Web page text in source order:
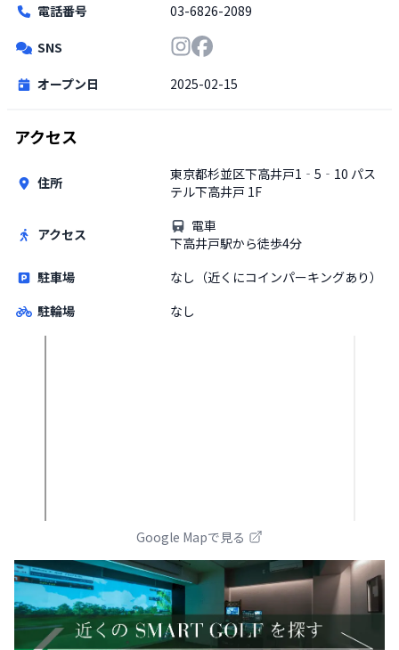
電話番号
03-6826-2089
SNS
オープン日 2025-02-15
アクセス
住所
東京都杉並区下高井戸1‐5‐10 パス
テル下高井戸 1F
アクセス
電車
下高井戸駅から徒歩4分
駐車場
なし（近くにコインパーキングあり）
駐輪場
なし
Google Mapで見る